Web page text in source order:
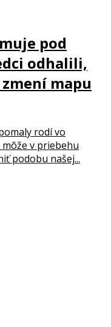
pod
odhalili,
mapu
rodí vo
v priebehu
podobu našej...